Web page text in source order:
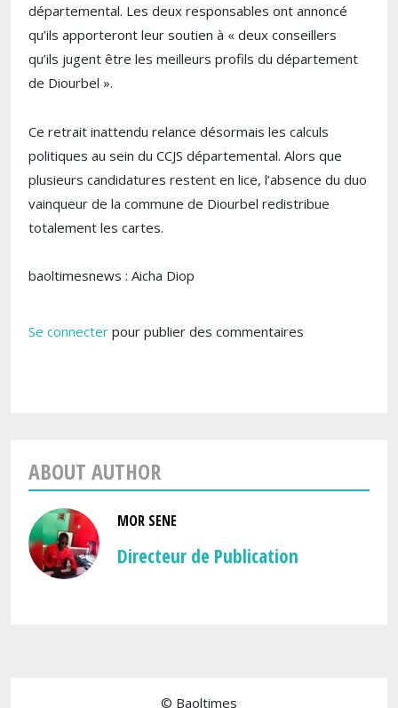
départemental. Les deux responsables ont annoncé
qu’ils apporteront leur soutien à « deux conseillers
qu’ils jugent être les meilleurs profils du département
de Diourbel ».
Ce retrait inattendu relance désormais les calculs
politiques au sein du CCJS départemental. Alors que
plusieurs candidatures restent en lice, l’absence du duo
vainqueur de la commune de Diourbel redistribue
totalement les cartes.
baoltimesnews : Aicha Diop
Se connecter pour publier des commentaires
ABOUT AUTHOR
MOR SENE
Directeur de Publication
© Baoltimes